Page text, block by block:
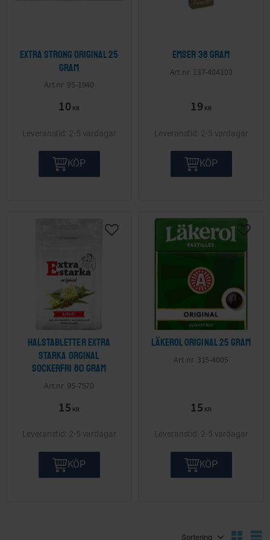
Extra Strong Original 25
gram
95-1940
10 KR
2-5 vardagar
KÖP
Emser 38 gram
137-404103
19 KR
2-5 vardagar
KÖP
Halstabletter Extra
starka orginal
sockerfri 80 gram
95-7570
15 KR
2-5 vardagar
KÖP
Läkerol Original 25 gram
315-4005
15 KR
2-5 vardagar
KÖP